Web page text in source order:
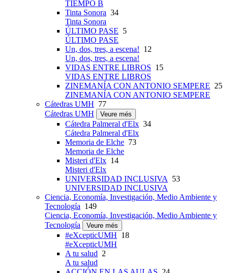
TIEMPO B
Tinta Sonora 34
Tinta Sonora
ÚLTIMO PASE 5
ÚLTIMO PASE
Un, dos, tres, a escena! 12
Un, dos, tres, a escena!
VIDAS ENTRE LIBROS 15
VIDAS ENTRE LIBROS
ZINEMANÍA CON ANTONIO SEMPERE 25
ZINEMANÍA CON ANTONIO SEMPERE
Cátedras UMH 77
Cátedras UMH
Veure més
Cátedra Palmeral d'Elx 34
Cátedra Palmeral d'Elx
Memoria de Elche 73
Memoria de Elche
Misteri d'Elx 14
Misteri d'Elx
UNIVERSIDAD INCLUSIVA
53
UNIVERSIDAD INCLUSIVA
Ciencia, Economía, Investigación, Medio Ambiente y
Tecnología 149
Ciencia, Economía, Investigación, Medio Ambiente y
Tecnología
Veure més
#eXcepticUMH 18
#eXcepticUMH
A tu salud 2
A tu salud